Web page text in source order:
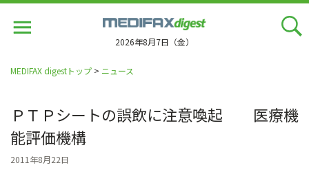
2026年8月7日（金）
MEDIFAX digestトップ > ニュース
ＰＴＰシートの誤飲に注意喚起 医療機
能評価機構
2011年8月22日